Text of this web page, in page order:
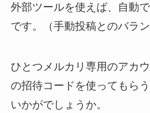
外部ツールを使えば、自動
です。（手動投稿とのバラ
ひとつメルカリ専用のアカ
の招待コードを使ってもら
いかがでしょうか。